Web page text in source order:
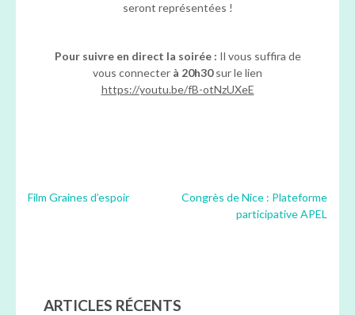
seront représentées !
Pour suivre en direct la soirée : Il vous suffira de
vous connecter à 20h30sur le lien
https://youtu.be/fB-otNzUXeE
Navigation
Film Graines d’espoir
Congrès de Nice : Plateforme
participative APEL
ARTICLES RÉCENTS